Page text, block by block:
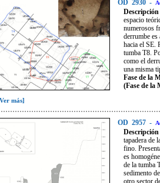
OD 2930 -
espacio
numerosos
derrumbe es
hacia el SE.
tumba T8.
como el
una misma
Fase de la
(Fase de la
más]
OD 2957 -
tapadera de
fino.
es
de la tumba
sedimento